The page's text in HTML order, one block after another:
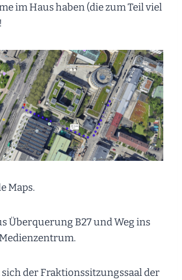
im Haus haben (die zum Teil viel
Maps.
Überquerung B27 und Weg ins
der Fraktionssitzungssaal der